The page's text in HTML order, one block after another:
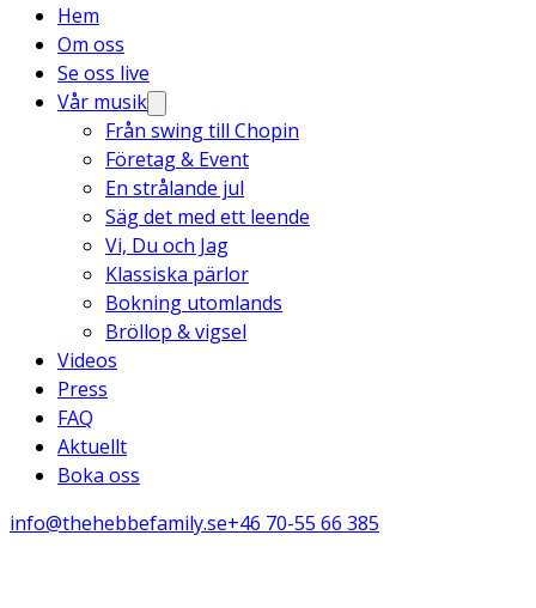
Hem
Om oss
Se oss live
Vår musik
Från swing till Chopin
Företag & Event
En strålande jul
Säg det med ett leende
Vi, Du och Jag
Klassiska pärlor
Bokning utomlands
Bröllop & vigsel
Videos
Press
FAQ
Aktuellt
Boka oss
info@thehebbefamily.se+46 70-55 66 385